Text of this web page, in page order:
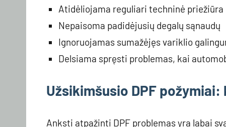
Atidėliojama reguliari techninė priežiūra
Nepaisoma padidėjusių degalų sąnaudų
Ignoruojamas sumažėjęs variklio
Delsiama spręsti problemas, kai
Užsikimšusio DPF
Anksti atpažinti DPF problemas yra labai